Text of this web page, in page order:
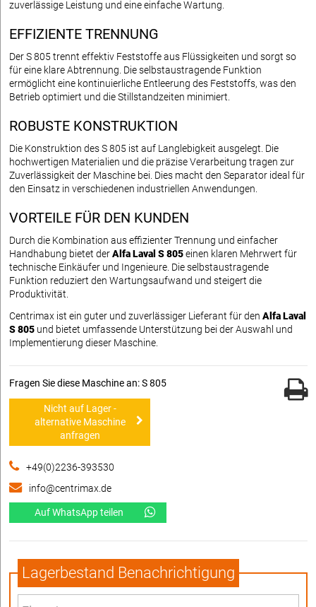
zuverlässige Leistung und eine einfache Wartung.
EFFIZIENTE TRENNUNG
Der S 805 trennt effektiv Feststoffe aus Flüssigkeiten und sorgt so
für eine klare Abtrennung. Die selbstaustragende Funktion
ermöglicht eine kontinuierliche Entleerung des Feststoffs, was den
Betrieb optimiert und die Stillstandzeiten minimiert.
ROBUSTE KONSTRUKTION
Die Konstruktion des S 805 ist auf Langlebigkeit ausgelegt. Die
hochwertigen Materialien und die präzise Verarbeitung tragen zur
Zuverlässigkeit der Maschine bei. Dies macht den Separator ideal für
den Einsatz in verschiedenen industriellen Anwendungen.
VORTEILE FÜR DEN KUNDEN
Durch die Kombination aus effizienter Trennung und einfacher
Handhabung bietet derAlfa Laval S 805einen klaren Mehrwert für
technische Einkäufer und Ingenieure. Die selbstaustragende
Funktion reduziert den Wartungsaufwand und steigert die
Produktivität.
Centrimax ist ein guter und zuverlässiger Lieferant für den Alfa Laval
S 805 und bietet umfassende Unterstützung bei der Auswahl und
Implementierung dieser Maschine.
Fragen Sie diese Maschine an: S 805
Nicht auf Lager -
alternative Maschine
anfragen
+49(0)2236-393530
info@centrimax.de
Auf WhatsApp teilen
Lagerbestand Benachrichtigung